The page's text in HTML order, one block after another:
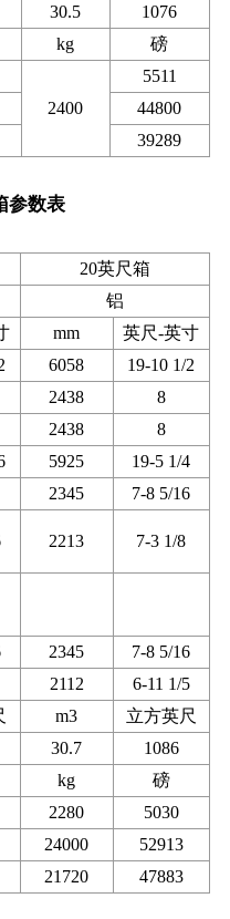
30.5
1076
kg
磅
2400
5511
44800
39289
参数表
20英尺箱
铝
mm 英尺-英寸
6058
19-10 1/2
2438
8
2438
8
5925
19-5 1/4
2345
7-8 5/16
2213 7-3 1/8
2345
7-8 5/16
2112
6-11 1/5
m3
立方英尺
30.7
1086
kg
磅
2280
5030
24000
52913
21720 47883